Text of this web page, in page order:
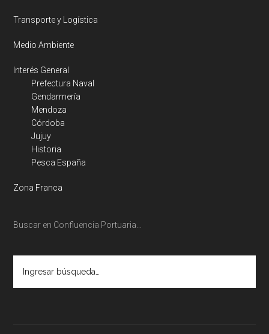
Transporte y Logística
Medio Ambiente
Interés General
Prefectura Naval
Gendarmería
Mendoza
Córdoba
Jujuy
Historia
Pesca España
Zona Franca
Buscar en Confluencia Portuaria…
búsqueda…